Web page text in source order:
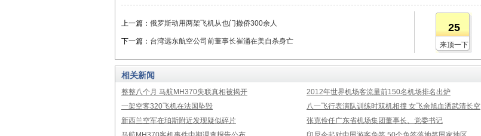
上一篇： 俄罗斯动用两架飞机从也门撤侨300余人
下一篇： 台湾远东航空公司前董事长崔涌在美自杀身亡
25
来顶一下
相关新闻
整整八个月 马航MH370失联真相被揭开
2012年世界机场客流量前150名机场排名出炉
一架空客320飞机在法国坠毁
八一飞行表演队训练时双机相撞 女飞余旭血洒武清长空
新西兰空军在珀斯附近发现疑似碎片
张克俭任广东省机场集团董事长、党委书记